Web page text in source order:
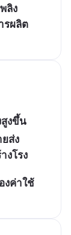
ลิง
รผลิต
งขึ้น
ส่ง
งโรง
งค่าใช้